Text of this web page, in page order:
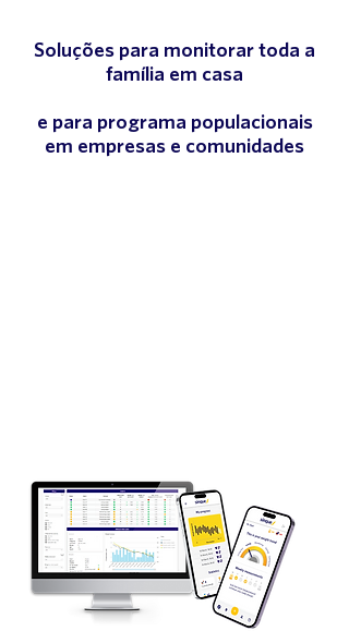
Soluções para monitorar toda a
família em casa
e para programa populacionais
em empresas e comunidades